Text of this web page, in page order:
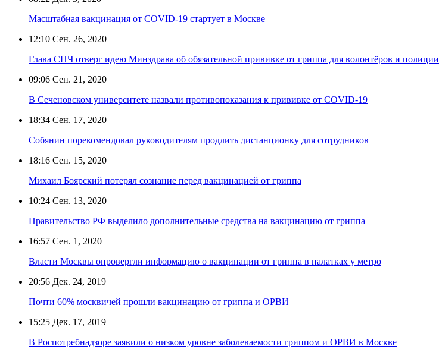
Масштабная вакцинация от COVID-19 стартует в Москве
12:10 Сен. 26, 2020
Глава СПЧ отверг идею Минздрава об обязательной прививке от гриппа для волонтёров и полиции
09:06 Сен. 21, 2020
В Сеченовском университете назвали противопоказания к прививке от COVID-19
18:34 Сен. 17, 2020
Собянин порекомендовал руководителям продлить дистанционку для сотрудников
18:16 Сен. 15, 2020
Михаил Боярский потерял сознание перед вакцинацией от гриппа
10:24 Сен. 13, 2020
Правительство РФ выделило дополнительные средства на вакцинацию от гриппа
16:57 Сен. 1, 2020
Власти Москвы опровергли информацию о вакцинации от гриппа в палатках у метро
20:56 Дек. 24, 2019
Почти 60% москвичей прошли вакцинацию от гриппа и ОРВИ
15:25 Дек. 17, 2019
В Роспотребнадзоре заявили о низком уровне заболеваемости гриппом и ОРВИ в Москве